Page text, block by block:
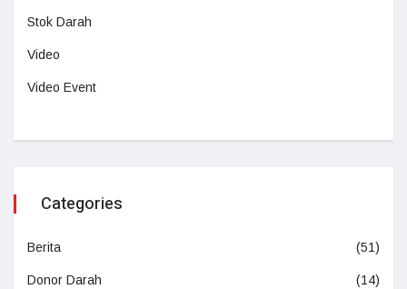
Stok Darah
Video
Video Event
Categories
Berita (51)
Donor Darah (14)